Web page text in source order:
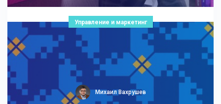
Управление и маркетинг
Михаил Вахрушев